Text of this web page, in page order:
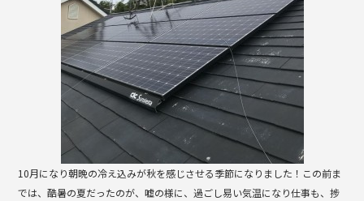
10月になり朝晩の冷え込みが秋を感じさせる季節になりました！この前ま
では、酷暑の夏だったのが、嘘の様に、過ごし易い気温になり仕事も、捗